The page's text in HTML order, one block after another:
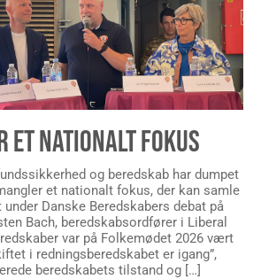
ET NATIONALT FOKUS
og beredskab har dumpet
et nationalt fokus, der kan samle
Danske Beredskabers debat på
Bach, beredskabsordfører i Liberal
var på Folkemødet 2026 vært
i redningsberedskabet er igang”,
beredskabets tilstand og […]